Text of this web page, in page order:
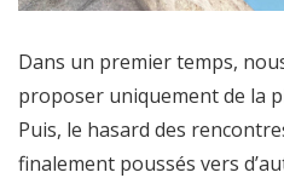
Dans un premier temps,
proposer uniquement de la
Puis, le hasard des
finalement poussés vers